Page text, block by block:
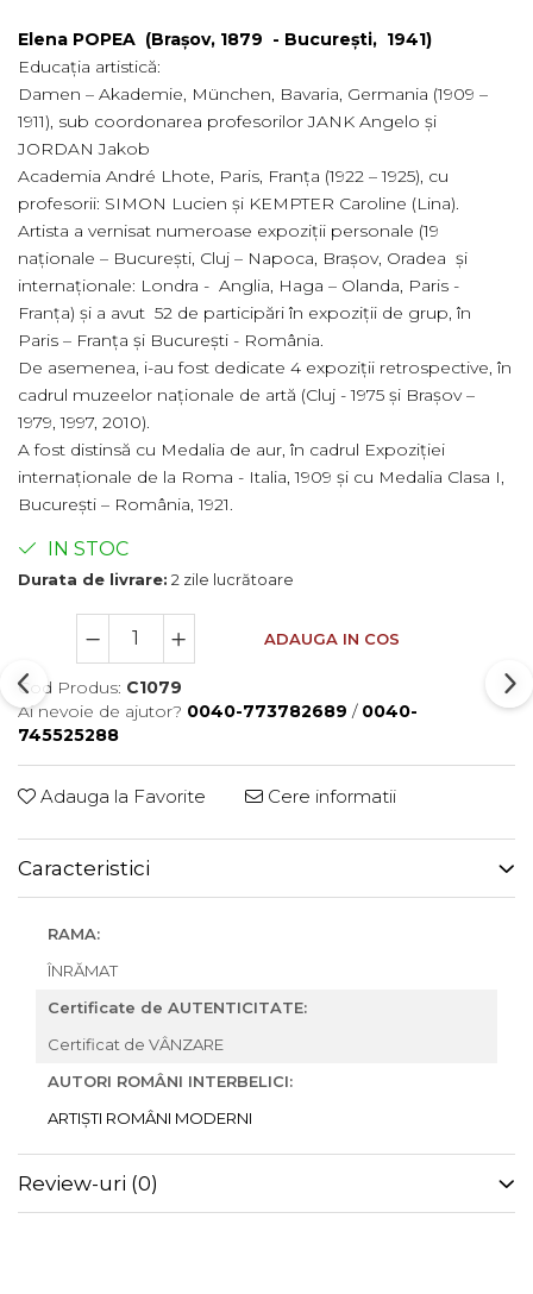
Elena POPEA (Brașov, 1879 - București, 1941)
Educația artistică:
Damen – Akademie, München, Bavaria, Germania (1909 –
1911), sub coordonarea profesorilor JANK Angelo și
JORDAN Jakob
Academia André Lhote, Paris, Franța (1922 – 1925), cu
profesorii: SIMON Lucien și KEMPTER Caroline (Lina).
Artista a vernisat numeroase expoziții personale (19
naționale – București, Cluj – Napoca, Brașov, Oradea și
internaționale: Londra - Anglia, Haga – Olanda, Paris -
Franța) și a avut 52 de participări în expoziții de grup, în
Paris – Franța și București - România.
De asemenea, i-au fost dedicate 4 expoziții retrospective, în
cadrul muzeelor naționale de artă (Cluj - 1975 și Brașov –
1979, 1997, 2010).
A fost distinsă cu Medalia de aur, în cadrul Expoziției
internaționale de la Roma - Italia, 1909 și cu Medalia Clasa I,
București – România, 1921.
IN STOC
Durata de livrare: 2 zile lucrătoare
ADAUGA IN COS
Cod Produs: C1079
Ai nevoie de ajutor? 0040-773782689 / 0040-
745525288
Adauga la Favorite Cere informatii
Caracteristici
RAMA:
ÎNRĂMAT
Certificate de AUTENTICITATE:
Certificat de VÂNZARE
AUTORI ROMÂNI INTERBELICI:
ARTIȘTI ROMÂNI MODERNI
Review-uri (0)